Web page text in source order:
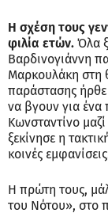
Η σχέση τους
φιλία ετών. Όλα
Βαρδινογιάννη
Μαρκουλάκη στη
παράστασης
να βγουν για
Κωνσταντίνο
ξεκίνησε η
κοινές
Η πρώτη τους,
του Νότου», στο